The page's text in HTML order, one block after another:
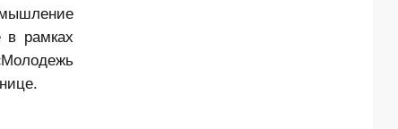
в рамках